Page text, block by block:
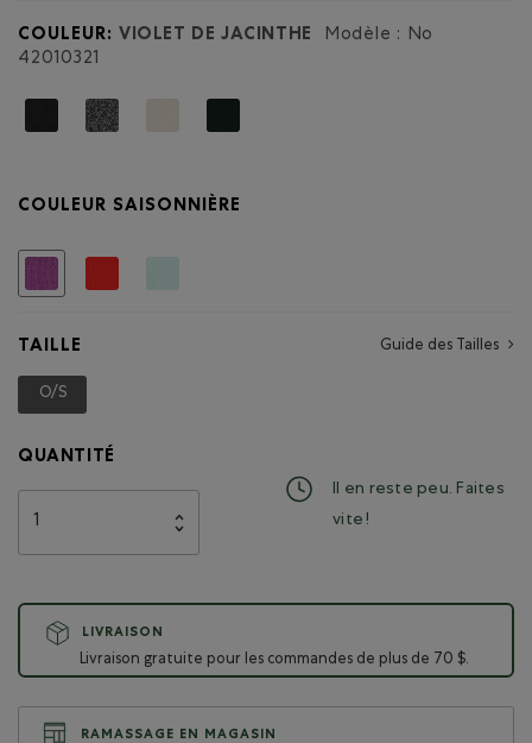
COULEUR: VIOLET DE JACINTHE
Modèle : No
42010321
COULEUR SAISONNIÈRE
TAILLE Guide des Tailles
O/S
QUANTITÉ
Il en reste peu. Faites
vite !
LIVRAISON
Livraison gratuite pour les commandes de plus de 70 $.
RAMASSAGE EN MAGASIN